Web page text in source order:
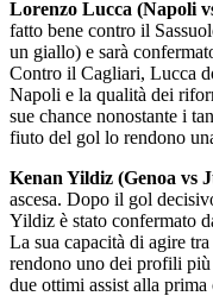
Lorenzo Lucca (Napoli
fatto bene contro il
un giallo) e sarà
Contro il Cagliari, Lucca
Napoli e la qualità dei
sue chance nonostante i
fiuto del gol lo rendono
Kenan Yildiz (Genoa vs
ascesa. Dopo il gol
Yildiz è stato confermato
La sua capacità di agire
rendono uno dei profili più
due ottimi assist alla